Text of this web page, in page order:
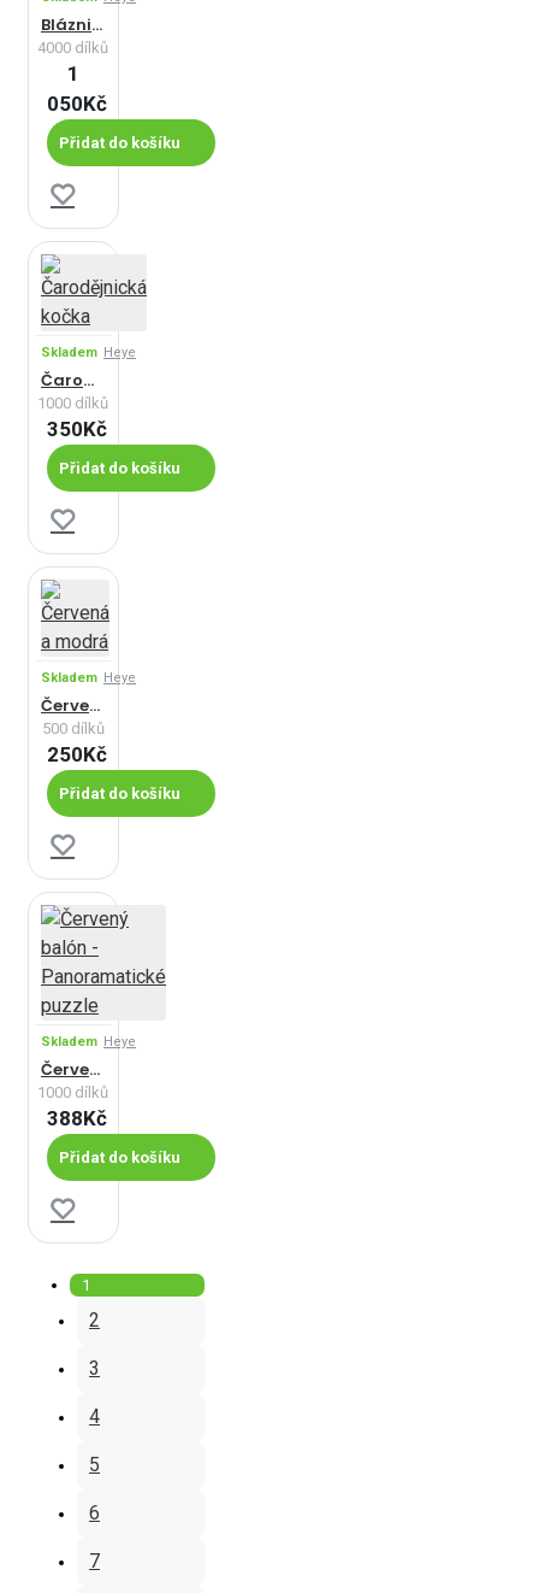
Bláznivý fotbal - Triangular puzzle
4000 dílků
1
050Kč
Přidat do košíku
Skladem Heye
Čarodějnická kočka
1000 dílků
350Kč
Přidat do košíku
Skladem Heye
Červená a modrá
500 dílků
250Kč
Přidat do košíku
Skladem Heye
Červený balón - Panoramatické puzzle
1000 dílků
388Kč
Přidat do košíku
1
2
3
4
5
6
7